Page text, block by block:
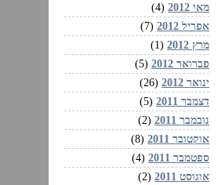
מאי 2012
(4)
אפריל 2012
(7)
מרץ 2012
(1)
פברואר 2012
(5)
ינואר 2012
(26)
דצמבר 2011
(5)
נובמבר 2011
(2)
אוקטובר 2011
(8)
ספטמבר 2011
(4)
אוגוסט 2011
(2)